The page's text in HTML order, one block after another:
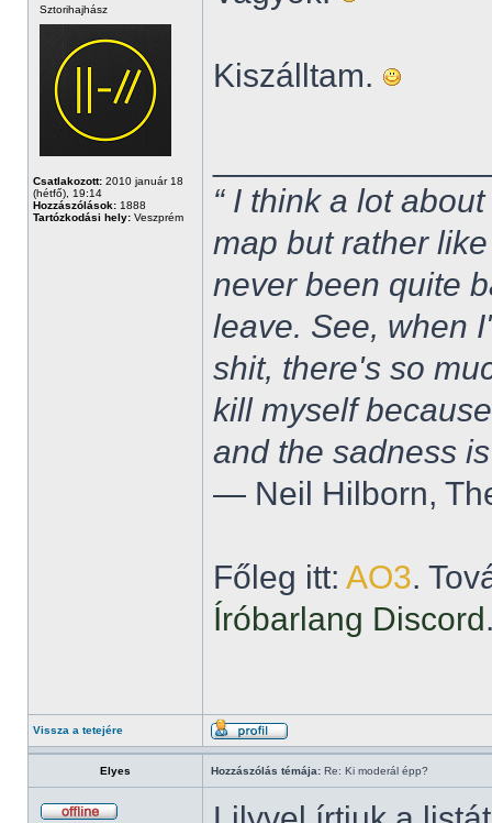
Sztorihajhász
Csatlakozott: 2010 január 18
(hétfő), 19:14
Hozzászólások: 1888
Tartózkodási hely: Veszprém
Kiszálltam.
“ I think a lot
map but rather
never been quite
leave. See, when
shit, there's so
kill myself
and the sadness
― Neil Hilborn,
Főleg itt: AO3.
Íróbarlang Discord
Vissza a tetejére
Elyes Hozzászólás témája: Re: Ki moderál épp?